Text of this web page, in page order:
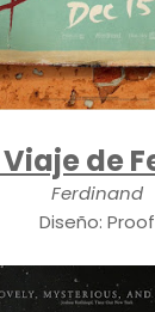
Viaje de
Ferdinand
Diseño: Proof